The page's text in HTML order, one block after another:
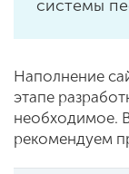
системы
Наполнение
этапе
необходимое.
рекомендуем